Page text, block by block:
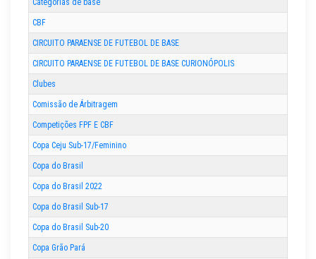
Categorias de base
CBF
CIRCUITO PARAENSE DE FUTEBOL DE BASE
CIRCUITO PARAENSE DE FUTEBOL DE BASE CURIONÓPOLIS
Clubes
Comissão de Árbitragem
Competições FPF E CBF
Copa Ceju Sub-17/Feminino
Copa do Brasil
Copa do Brasil 2022
Copa do Brasil Sub-17
Copa do Brasil Sub-20
Copa Grão Pará